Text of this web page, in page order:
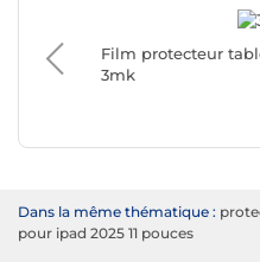
Film protecteur
3mk
Dans la même thématique :
pour ipad 2025 11 pouces